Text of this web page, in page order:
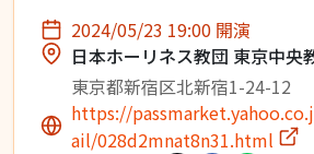
2024/05/23 19:00 開演
日本ホーリネス教団 東京中央
東京都新宿区北新宿1-24-12
https://
ail/028d2mnat8n31.html